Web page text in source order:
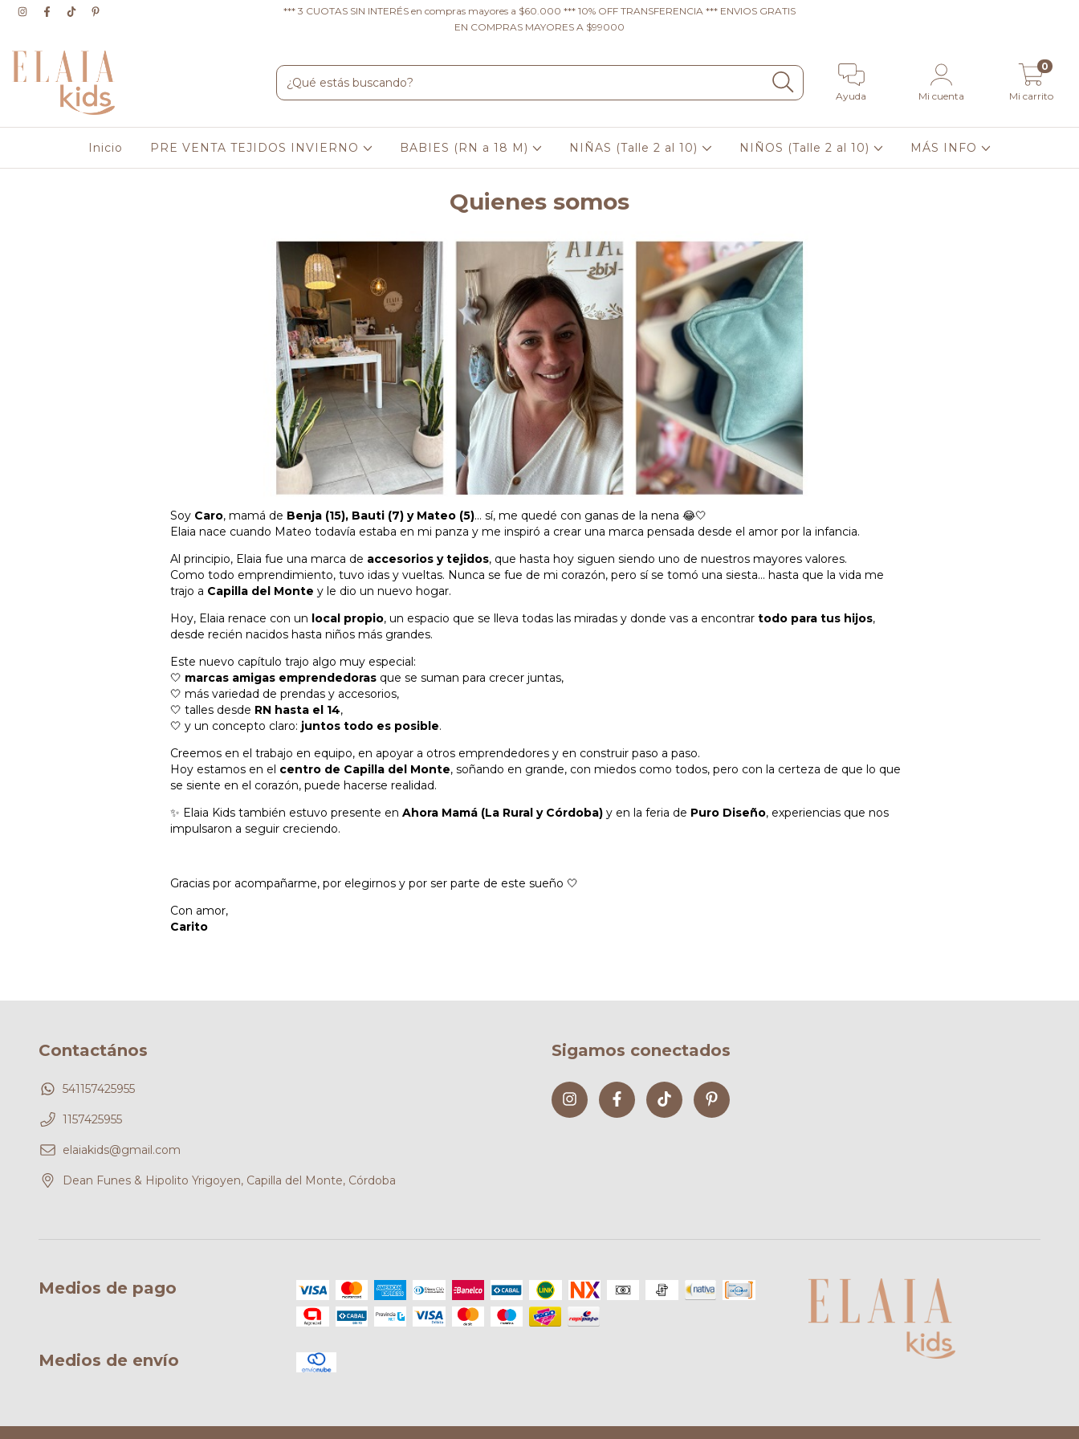
*** 3 CUOTAS SIN INTERÉS en compras mayores a $60.000 *** 10% OFF TRANSFERENCIA *** ENVIOS GRATIS
EN COMPRAS MAYORES A $99000
Ayuda Mi cuenta Mi carrito
0
Inicio PRE VENTA TEJIDOS INVIERNO BABIES (RN a 18 M) NIÑAS (Talle 2 al 10) NIÑOS (Talle 2 al 10) MÁS INFO
Quienes somos
Soy Caro, mamá de Benja (15), Bauti (7) y Mateo (5)… sí, me quedé con ganas de la nena 😂🤍
Elaia nace cuando Mateo todavía estaba en mi panza y me inspiró a crear una marca pensada desde el amor por la infancia.
Al principio, Elaia fue una marca de accesorios y tejidos, que hasta hoy siguen siendo uno de nuestros mayores valores.
Como todo emprendimiento, tuvo idas y vueltas. Nunca se fue de mi corazón, pero sí se tomó una siesta… hasta que la vida me
trajo a Capilla del Monte y le dio un nuevo hogar.
Hoy, Elaia renace con un local propio, un espacio que se lleva todas las miradas y donde vas a encontrar todo para tus hijos,
desde recién nacidos hasta niños más grandes.
Este nuevo capítulo trajo algo muy especial:
🤍 marcas amigas emprendedoras que se suman para crecer juntas,
🤍 más variedad de prendas y accesorios,
🤍 talles desde RN hasta el 14,
🤍 y un concepto claro: juntos todo es posible.
Creemos en el trabajo en equipo, en apoyar a otros emprendedores y en construir paso a paso.
Hoy estamos en el centro de Capilla del Monte, soñando en grande, con miedos como todos, pero con la certeza de que lo que
se siente en el corazón, puede hacerse realidad.
✨ Elaia Kids también estuvo presente en Ahora Mamá (La Rural y Córdoba) y en la feria de Puro Diseño, experiencias que nos
impulsaron a seguir creciendo.
Gracias por acompañarme, por elegirnos y por ser parte de este sueño 🤍
Con amor,
Carito
Contactános
541157425955
1157425955
elaiakids@gmail.com
Dean Funes & Hipolito Yrigoyen, Capilla del Monte, Córdoba
Sigamos conectados
Medios de pago
Medios de envío